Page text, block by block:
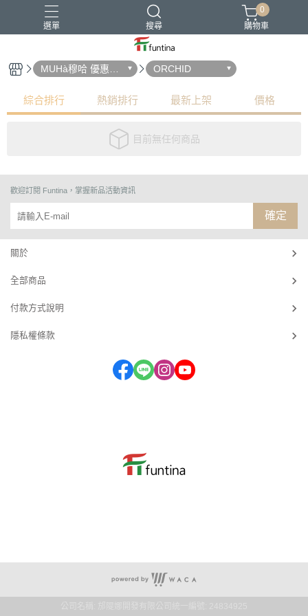
選單 搜尋
0
購物車
MUHà穆哈 優惠中
!
ORCHID
綜合排行 熱銷排行 最新上架 價格
目前無任何商品
歡迎訂閱 Funtina，掌握新品活動資訊
確定
關於
全部商品
付款方式說明
隱私權條款